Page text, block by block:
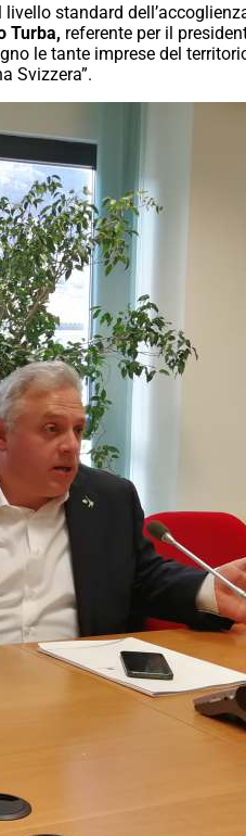
standard
Turba, referente per il
le tante imprese del
Svizzera”.